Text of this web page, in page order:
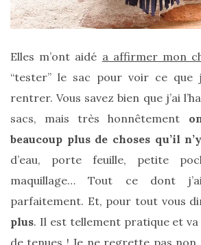
(25)
mode
(5)
achats
(45)
(175)
Luxe
Elles m’ont aidé a affirmer mon
“tester” le sac pour voir ce que
rentrer. Vous savez bien que j’ai
sacs, mais très honnêtement
beaucoup plus de choses qu’il
d’eau, porte feuille, petite
maquillage… Tout ce dont
parfaitement. Et, pour tout vous
plus. Il est tellement pratique et va